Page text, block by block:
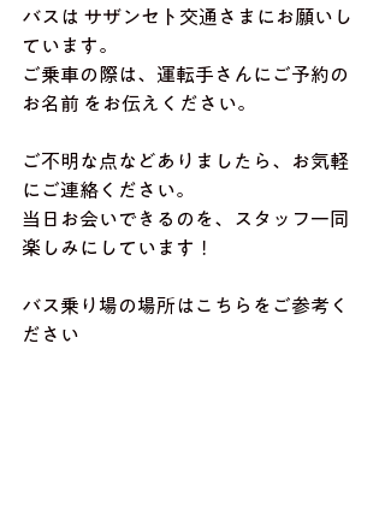
バスは サザンセト交通さまにお願いし
ています。
ご乗車の際は、運転手さんにご予約の
お名前 をお伝えください。
ご不明な点などありましたら、お気軽
にご連絡ください。
当日お会いできるのを、スタッフ一同
楽しみにしています！
バス乗り場の場所はこちらをご参考く
ださい